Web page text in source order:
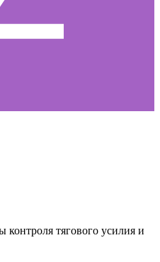
тягового усилия и